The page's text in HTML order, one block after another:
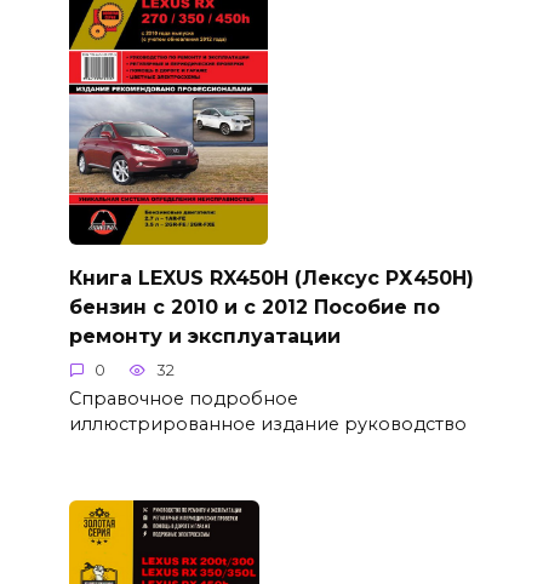
Книга LEXUS RX450H (Лексус РХ450Н)
бензин с 2010 и с 2012 Пособие по
ремонту и эксплуатации
0 32
Справочное подробное
иллюстрированное издание руководство